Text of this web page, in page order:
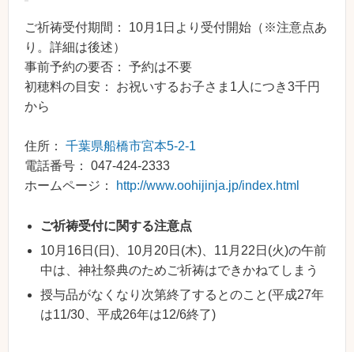
ご祈祷受付期間： 10月1日より受付開始（※注意点あ
り。詳細は後述）
事前予約の要否： 予約は不要
初穂料の目安： お祝いするお子さま1人につき3千円
から
住所： 千葉県船橋市宮本5-2-1
電話番号： 047-424-2333
ホームページ：
http://www.oohijinja.jp/index.html
ご祈祷受付に関する注意点
10月16日(日)、10月20日(木)、11月22日(火)の午前
中は、神社祭典のためご祈祷はできかねてしまう
授与品がなくなり次第終了するとのこと(平成27年
は11/30、平成26年は12/6終了)